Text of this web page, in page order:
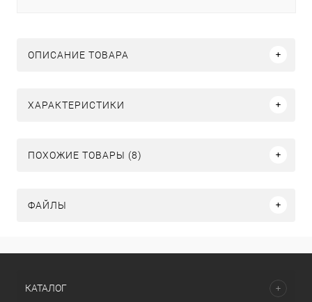
ОПИСАНИЕ ТОВАРА
ХАРАКТЕРИСТИКИ
ПОХОЖИЕ ТОВАРЫ (8)
ФАЙЛЫ
КАТАЛОГ